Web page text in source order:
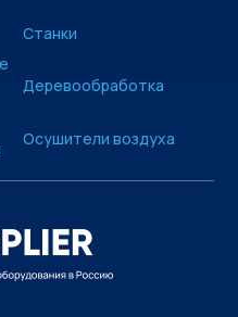
Станки
Деревообработка
Осушители воздуха